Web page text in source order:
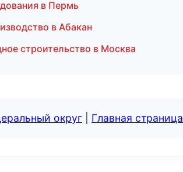
в Пермь
в Абакан
строительство в Москва
округ Главная страница